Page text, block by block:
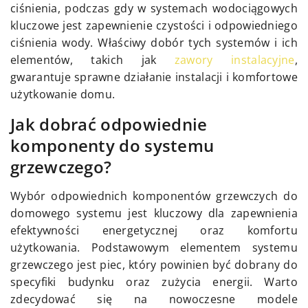
ciśnienia, podczas gdy w systemach wodociągowych
kluczowe jest zapewnienie czystości i odpowiedniego
ciśnienia wody. Właściwy dobór tych systemów i ich
elementów, takich jak zawory instalacyjne,
gwarantuje sprawne działanie instalacji i komfortowe
użytkowanie domu.
Jak dobrać odpowiednie
komponenty do systemu
grzewczego?
Wybór odpowiednich komponentów grzewczych do
domowego systemu jest kluczowy dla zapewnienia
efektywności energetycznej oraz komfortu
użytkowania. Podstawowym elementem systemu
grzewczego jest piec, który powinien być dobrany do
specyfiki budynku oraz zużycia energii. Warto
zdecydować się na nowoczesne modele